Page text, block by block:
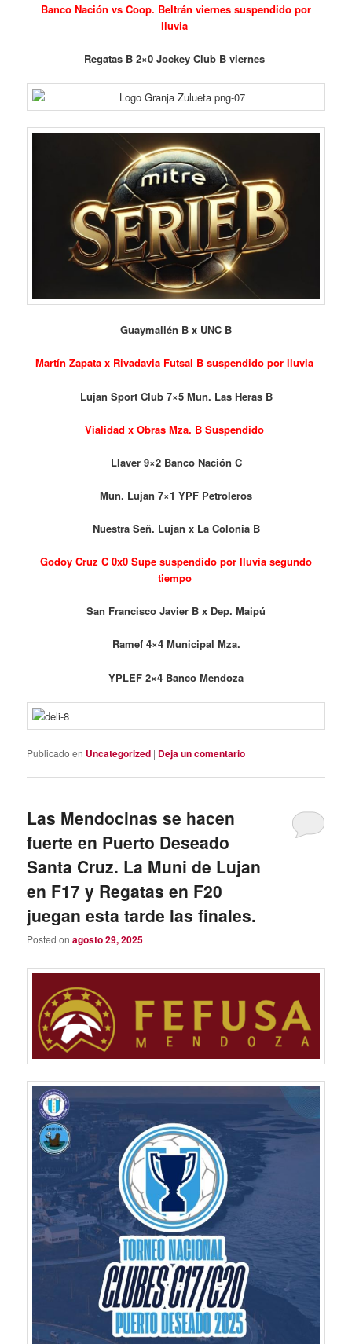
Banco Nación vs Coop. Beltrán viernes suspendido por
lluvia
Regatas B 2×0 Jockey Club B viernes
Guaymallén B x UNC B
Martín Zapata x Rivadavia Futsal B suspendido por lluvia
Lujan Sport Club 7×5 Mun. Las Heras B
Vialidad x Obras Mza. B Suspendido
Llaver 9×2 Banco Nación C
Mun. Lujan 7×1 YPF Petroleros
Nuestra Señ. Lujan x La Colonia B
Godoy Cruz C 0x0 Supe suspendido por lluvia segundo
tiempo
San Francisco Javier B x Dep. Maipú
Ramef 4×4 Municipal Mza.
YPLEF 2×4 Banco Mendoza
Publicado en Uncategorized | Deja un comentario
Las Mendocinas se hacen
fuerte en Puerto Deseado
Santa Cruz. La Muni de Lujan
en F17 y Regatas en F20
juegan esta tarde las finales.
Posted onagosto 29, 2025